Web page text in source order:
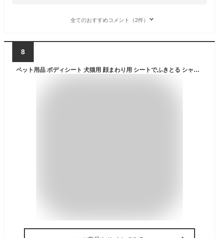
全てのおすすめコメント（2件）
8
ペット用品 ボディシート 犬猫用 顔まわり用 シートでふきとる シャンプーティッシュ 30枚 ペティオ カオマワリシヤンプ-テイツシユ30P